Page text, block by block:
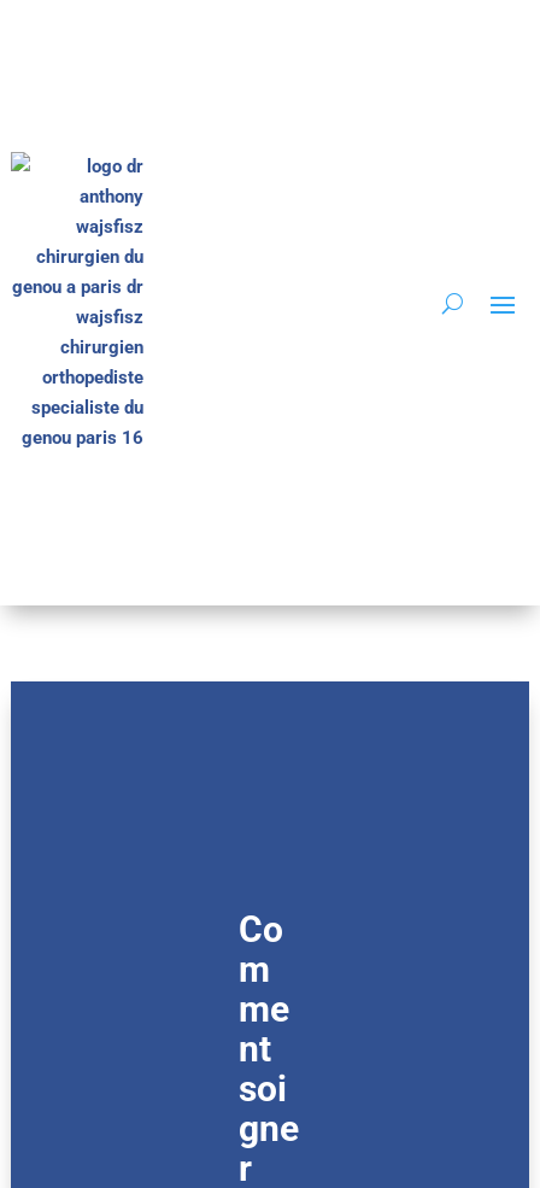
Co
m
me
nt
soi
gne
r